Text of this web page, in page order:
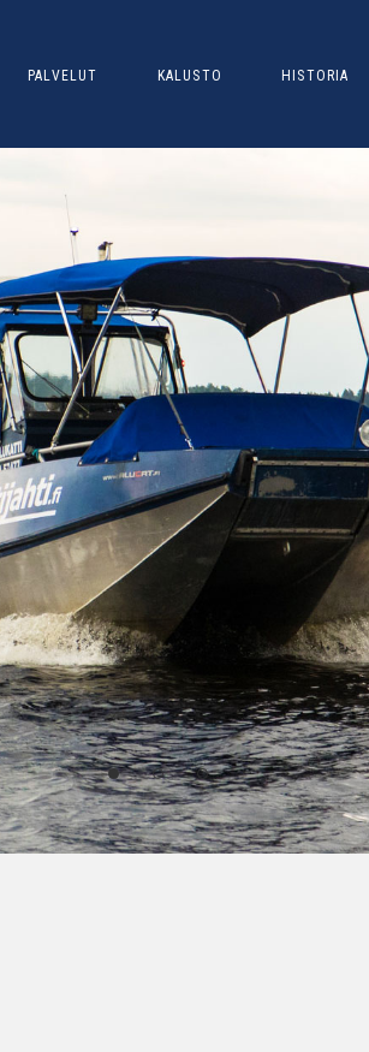
PALVELUT KALUSTO HISTORIA